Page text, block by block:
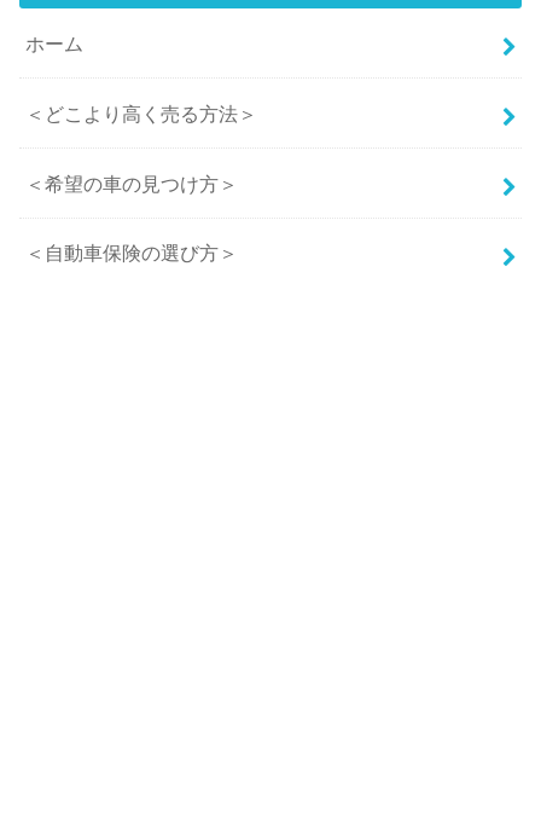
ホーム
＜どこより高く売る方法＞
＜希望の車の見つけ方＞
＜自動車保険の選び方＞